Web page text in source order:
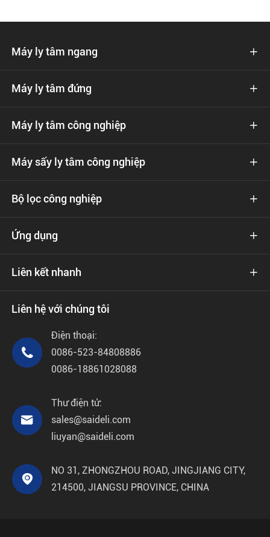
Máy ly tâm ngang 
Máy ly tâm đứng 
Máy ly tâm công nghiệp 
Máy sấy ly tâm công nghiệp 
Bộ lọc công nghiệp 
Ứng dụng 
Liên kết nhanh 
Liên hệ với chúng tôi

Điện thoại:
0086-523-84808886
0086-18861028088

Thư điện tử:
sales@saideli.com
liuyan@saideli.com

NO 31, ZHONGZHOU ROAD, JINGJIANG CITY,
214500, JIANGSU PROVINCE, CHINA